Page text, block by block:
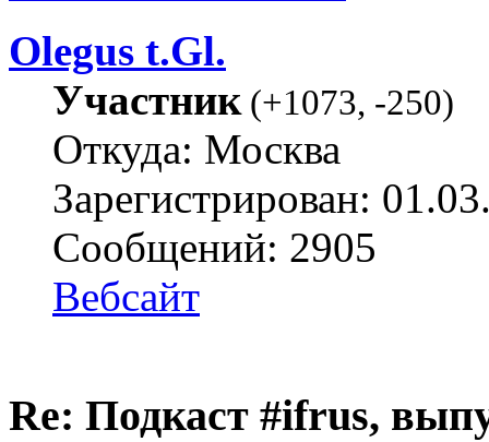
Olegus t.Gl.
Участник(+1073, -250)
Откуда: Москва
Зарегистрирован:
Сообщений: 2905
Вебсайт
Re: Подкаст #ifrus,